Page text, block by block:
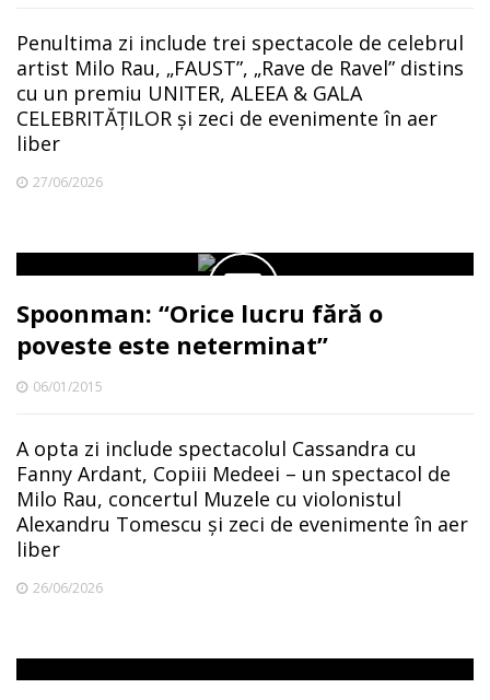
Penultima zi include trei spectacole de celebrul
artist Milo Rau, „FAUST”, „Rave de Ravel” distins
cu un premiu UNITER, ALEEA & GALA
CELEBRITĂȚILOR și zeci de evenimente în aer
liber
27/06/2026
Spoonman: “Orice lucru fără o
poveste este neterminat”
06/01/2015
A opta zi include spectacolul Cassandra cu
Fanny Ardant, Copiii Medeei – un spectacol de
Milo Rau, concertul Muzele cu violonistul
Alexandru Tomescu și zeci de evenimente în aer
liber
26/06/2026